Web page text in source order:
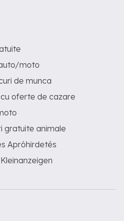
moto
de munca
oferte de cazare
gratuite animale
Apróhirdetés